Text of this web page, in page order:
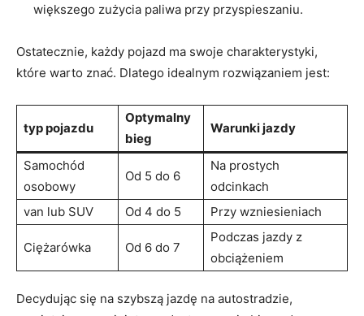
większego zużycia paliwa przy przyspieszaniu.
Ostatecznie, każdy pojazd ma swoje charakterystyki,
które warto znać. Dlatego idealnym rozwiązaniem jest:
typ pojazdu
Optymalny
bieg
Warunki jazdy
Samochód
osobowy
Od 5 do 6
Na prostych
odcinkach
van lub SUV
Od 4 do 5 Przy wzniesieniach
Ciężarówka Od 6 do 7
Podczas jazdy z
obciążeniem
Decydując się na szybszą jazdę na autostradzie,